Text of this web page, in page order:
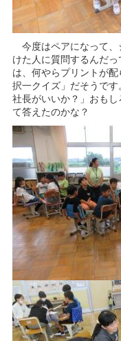
今度はペアになって、
けた人に質問するんだ
は、何やらプリントが
択一クイズ」だそうで
社長がいいか？」おも
て答えたのかな？